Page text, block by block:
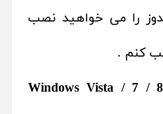
را می خواهید نصب
Windows Vista / 7 /